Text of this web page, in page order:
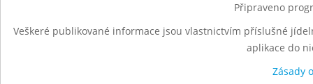
Připraveno
Veškeré publikované informace jsou vlastnictvím příslušné
aplikace do
Zásady